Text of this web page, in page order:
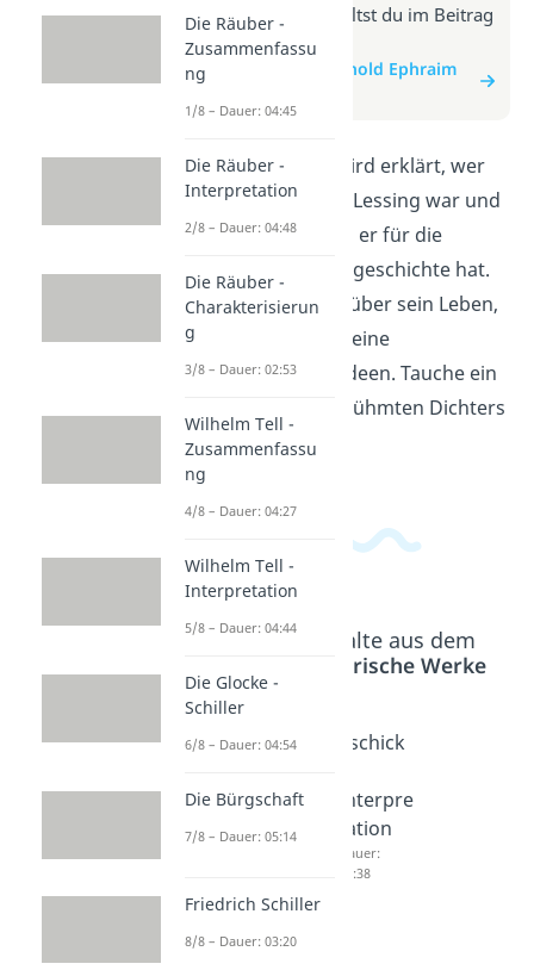
Weitere Infos erhältst du im Beitrag
zum Video
zum Beitrag: Gotthold Ephraim
In diesem Video wird erklärt, wer
Gotthold Ephraim Lessing war und
welche Bedeutung er für die
deutsche Literaturgeschichte hat.
Du erfährst mehr über sein Leben,
seine Werke und seine
philosophischen Ideen. Tauche ein
in die Welt des berühmten Dichters
und Denkers!
Beliebte Inhalte aus dem
Literarische Werke
Nathan
seine
Kinder -
sung
Dauer:
Tschick
Zusam
menfas
04:19
Tschick
Interpre
tation
Dauer:
04:38
Die Räuber -
Zusammenfassu
ng
1/8 – Dauer: 04:45
Die Räuber -
Interpretation
2/8 – Dauer: 04:48
Die Räuber -
Charakterisierun
g
3/8 – Dauer: 02:53
Wilhelm Tell -
Zusammenfassu
ng
4/8 – Dauer: 04:27
Wilhelm Tell -
Interpretation
5/8 – Dauer: 04:44
Die Glocke -
Schiller
6/8 – Dauer: 04:54
Die Bürgschaft
7/8 – Dauer: 05:14
Friedrich Schiller
8/8 – Dauer: 03:20